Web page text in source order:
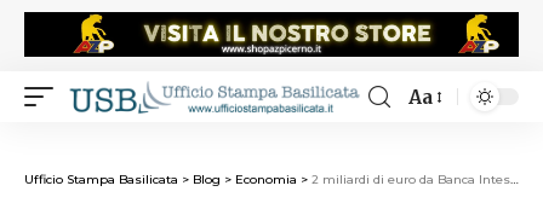
Aa
Ufficio Stampa Basilicata > Blog > Economia > 2 miliardi di euro da Banca Intesa alle imprese della Basilicata. Firmato accordo con Confindustria